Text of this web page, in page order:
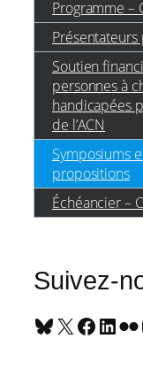
Programme –
Soutien
personnes à
handicapées
de l’ACN
Symposiums
propositions
Échéancier –
Suivez-
Bluesky X Facebook LinkedIn Flickr